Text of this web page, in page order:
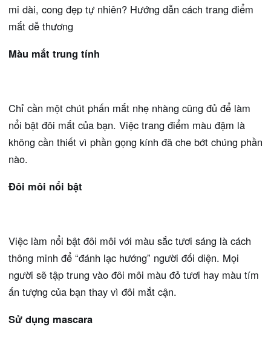
mi dài, cong đẹp tự nhiên? Hướng dẫn cách trang điểm
mắt dễ thương
Màu mắt trung tính
Chỉ cần một chút phấn mắt nhẹ nhàng cũng đủ để làm
nổi bật đôi mắt của bạn. Việc trang điểm màu đậm là
không cần thiết vì phần gọng kính đã che bớt chúng phần
nào.
Đôi môi nổi bật
Việc làm nổi bật đôi môi với màu sắc tươi sáng là cách
thông minh để “đánh lạc hướng” người đối diện. Mọi
người sẽ tập trung vào đôi môi màu đỏ tươi hay màu tím
ấn tượng của bạn thay vì đôi mắt cận.
Sử dụng mascara